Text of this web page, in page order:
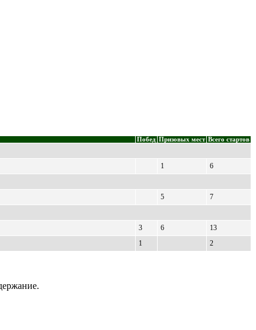
Побед Призовых мест Всего стартов
1
6
5
7
3 6
13
1 2